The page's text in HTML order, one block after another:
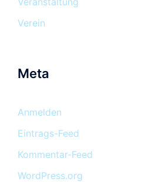
Verein
Meta
Anmelden
Eintrags-Feed
Kommentar-Feed
WordPress.org